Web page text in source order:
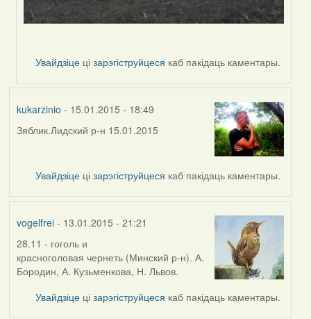
Увайдзіце цізарэгіструйцеся каб пакідаць каментары.
kukarzinio - 15.01.2015 - 18:49
Зяблик.Лидский р-н 15.01.2015
Увайдзіце цізарэгіструйцеся каб пакідаць каментары.
vogelfrei- 13.01.2015 - 21:21
28.11 - гоголь и
красноголовая чернеть (Минский р-н). А.
Бородин, А. Кузьменкова, Н. Львов.
Увайдзіце цізарэгіструйцеся каб пакідаць каментары.